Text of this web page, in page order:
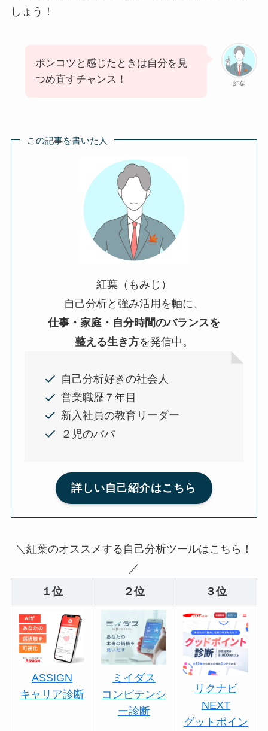
しょう！
紅葉
ポンコツと感じたときは自分を見
つめ直すチャンス！
この記事を書いた人
紅葉（もみじ）
自己分析と強み活用を軸に、
仕事・家庭・自分時間のバランスを
整える生き方を発信中。
自己分析好きの社会人
営業職歴７年目
新入社員の教育リーダー
２児のパパ
詳しい自己紹介はこちら
＼紅葉のオススメする自己分析ツールはこちら！
／
１位
２位 ３位
ASSIGN
キャリア診断
ミイダス
コンピテンシ
ー診断
リクナビ
NEXT
グットポイン